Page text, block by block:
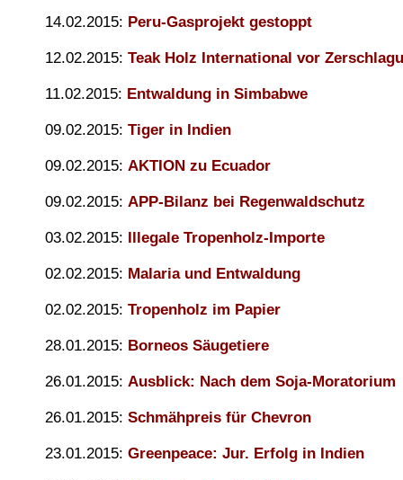
14.02.2015: Peru-Gasprojekt gestoppt
12.02.2015: Teak Holz International vor
11.02.2015: Entwaldung in Simbabwe
09.02.2015: Tiger in Indien
09.02.2015: AKTION zu Ecuador
09.02.2015: APP-Bilanz bei Regenwaldschutz
03.02.2015: Illegale Tropenholz-Importe
02.02.2015: Malaria und Entwaldung
02.02.2015: Tropenholz im Papier
28.01.2015: Borneos Säugetiere
26.01.2015: Ausblick: Nach dem Soja-Moratorium
26.01.2015: Schmähpreis für Chevron
23.01.2015: Greenpeace: Jur. Erfolg in Indien